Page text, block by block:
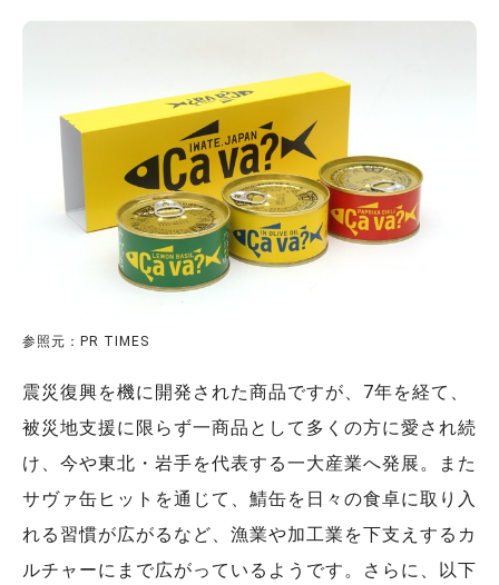
参照元：PR TIMES
震災復興を機に開発された商品ですが、7年を経て、
被災地支援に限らず一商品として多くの方に愛され続
け、今や東北・岩手を代表する一大産業へ発展。また
サヴァ缶ヒットを通じて、鯖缶を日々の食卓に取り入
れる習慣が広がるなど、漁業や加工業を下支えするカ
ルチャーにまで広がっているようです。さらに、以下